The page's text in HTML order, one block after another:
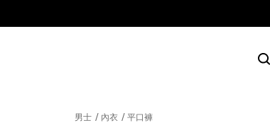
男士 內衣 平口褲